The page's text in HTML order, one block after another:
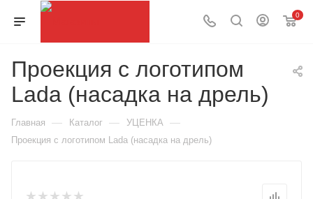
0
Проекция с логотипом
Lada (насадка на дрель)
Главная — Каталог — УЦЕНКА —
Проекция с логотипом Lada (насадка на дрель)